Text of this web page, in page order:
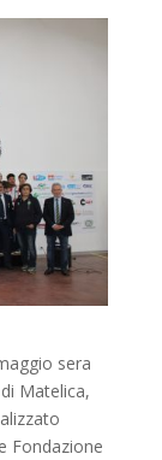
sera
Matelica,
Fondazione